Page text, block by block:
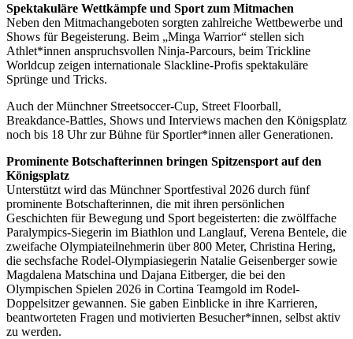
Spektakuläre Wettkämpfe und Sport zum Mitmachen
Neben den Mitmachangeboten sorgten zahlreiche Wettbewerbe und
Shows für Begeisterung. Beim „Minga Warrior“ stellen sich
Athlet*innen anspruchsvollen Ninja-Parcours, beim Trickline
Worldcup zeigen internationale Slackline-Profis spektakuläre
Sprünge und Tricks.
Auch der Münchner Streetsoccer-Cup, Street Floorball,
Breakdance-Battles, Shows und Interviews machen den Königsplatz
noch bis 18 Uhr zur Bühne für Sportler*innen aller Generationen.
Prominente Botschafterinnen bringen Spitzensport auf den
Königsplatz
Unterstützt wird das Münchner Sportfestival 2026 durch fünf
prominente Botschafterinnen, die mit ihren persönlichen
Geschichten für Bewegung und Sport begeisterten: die zwölffache
Paralympics-Siegerin im Biathlon und Langlauf, Verena Bentele, die
zweifache Olympiateilnehmerin über 800 Meter, Christina Hering,
die sechsfache Rodel-Olympiasiegerin Natalie Geisenberger sowie
Magdalena Matschina und Dajana Eitberger, die bei den
Olympischen Spielen 2026 in Cortina Teamgold im Rodel-
Doppelsitzer gewannen. Sie gaben Einblicke in ihre Karrieren,
beantworteten Fragen und motivierten Besucher*innen, selbst aktiv
zu werden.